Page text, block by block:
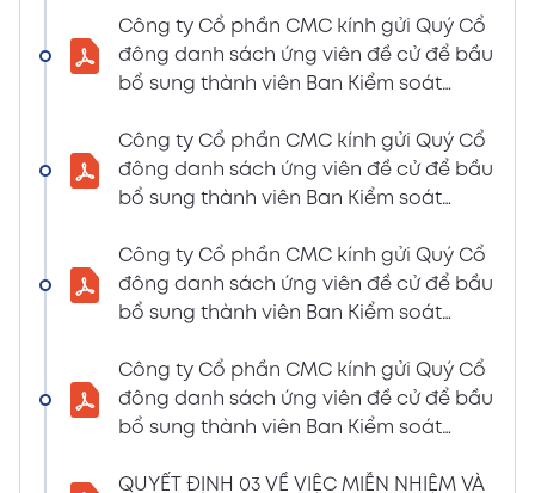
LIỆU HỌP ĐHĐCĐ THƯỜNG NIÊN NĂM 2024
(Tờ trình miễn nhiệm và bầu bổ sung TV –
6:07 PM
THÔNG BÁO MỜI HỌP VÀ ĐƯỜNG DẪN TÀI
LIỆU HỌP ĐHĐCĐ THƯỜNG NIÊN NĂM 2024
ứng cử TV – BKS)
02/04/2024
6:07 PM
LIỆU HỌP ĐHĐCĐ THƯỜNG NIÊN NĂM 2024
(The Biểu quyết)
Xem PDF
02/04/2024
Công ty Cổ phần CMC kính gửi Quý Cổ
đông danh sách ứng viên đề cử để bầu
bổ sung thành viên Ban Kiểm soát
Huyền)
Công ty Cổ phần CMC kính gửi Quý Cổ
đông danh sách ứng viên đề cử để bầu
bổ sung thành viên Ban Kiểm soát
Huyền)
Công ty Cổ phần CMC kính gửi Quý Cổ
đông danh sách ứng viên đề cử để bầu
bổ sung thành viên Ban Kiểm soát
Huyền)
Công ty Cổ phần CMC kính gửi Quý Cổ
đông danh sách ứng viên đề cử để bầu
bổ sung thành viên Ban Kiểm soát
Huyền)
QUYẾT ĐỊNH 03 VỀ VIỆC MIỄN NHIỆM VÀ